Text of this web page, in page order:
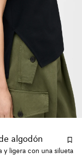
algodón
y ligera con una silueta